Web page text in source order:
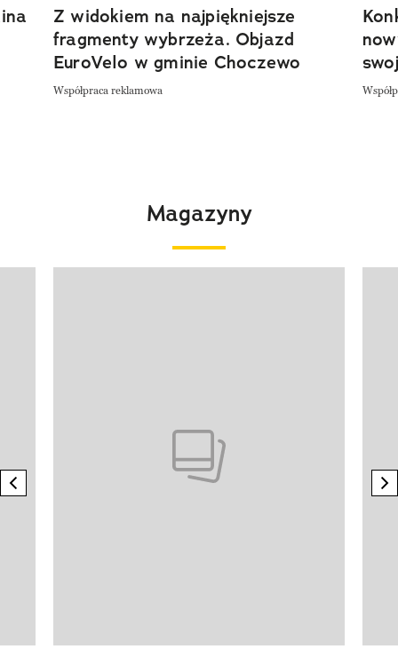
Z widokiem na najpiękniejsze
fragmenty wybrzeża. Objazd
EuroVelo w gminie Choczewo
Współpraca reklamowa
Magazyny
previous element